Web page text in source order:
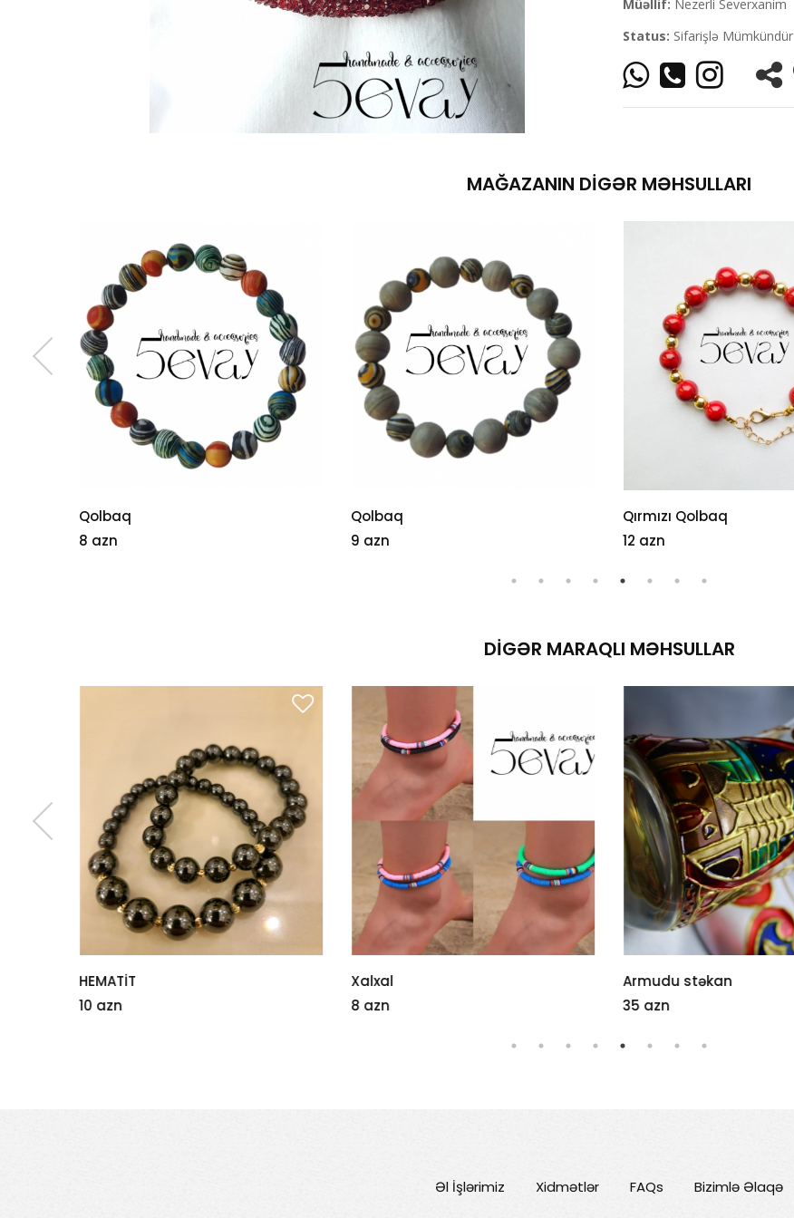
Müəllif: Nezerli Severxanim
Status: Sifarişlə Mümkündür
MAĞAZANIN DIGƏR MƏHSULLARI
Qolbaq
8 azn
Qolbaq
9 azn
Qırmızı Qolbaq
12 azn
DIGƏR MARAQLI MƏHSULLAR
HEMATİT
10 azn
Xalxal
8 azn
Armudu stəkan
35 azn
Əl İşlərimiz Xidmətlər FAQs Bizimlə Əlaqə